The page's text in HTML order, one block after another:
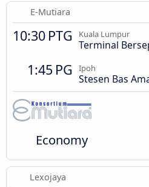
E-Mutiara
10:30 PTG Kuala Lumpur
Terminal
1:45 PG Ipoh
Stesen Bas
Economy
Lexojaya